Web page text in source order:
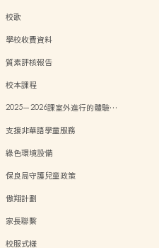
校歌
學校收費資料
質素評核報告
校本課程
2025－2026課室外進行的體驗…
支援非華語學童服務
綠色環境設備
保良局守護兒童政策
傲翔計劃
家長聯繫
校服式樣